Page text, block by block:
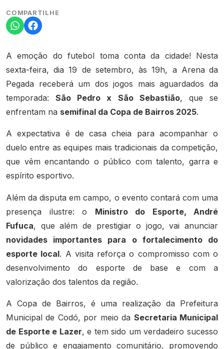
COMPARTILHE
A emoção do futebol toma conta da cidade! Nesta
sexta-feira, dia 19 de setembro, às 19h, a Arena da
Pegada receberá um dos jogos mais aguardados da
temporada:São Pedro x São Sebastião, que se
enfrentam na semifinal da Copa de Bairros 2025.
A expectativa é de casa cheia para acompanhar o
duelo entre as equipes mais tradicionais da competição,
que vêm encantando o público com talento, garra e
espírito esportivo.
Além da disputa em campo, o evento contará com uma
presença ilustre: o Ministro do Esporte, André
Fufuca, que além de prestigiar o jogo, vai anunciar
novidades importantes para o fortalecimento do
esporte local. A visita reforça o compromisso com o
desenvolvimento do esporte de base e com a
valorização dos talentos da região.
A Copa de Bairros, é uma realização da Prefeitura
Municipal de Codó, por meio da Secretaria Municipal
de Esporte e Lazer, e tem sido um verdadeiro sucesso
de público e engajamento comunitário, promovendo